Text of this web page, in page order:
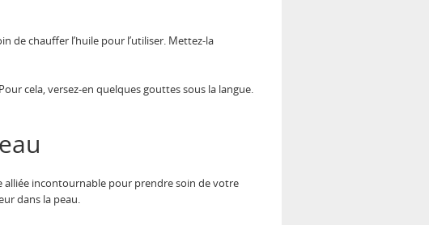
de chauffer l’huile pour l’utiliser. Mettez-la
cela, versez-en quelques gouttes sous la langue.
alliée incontournable pour prendre soin de votre
dans la peau.